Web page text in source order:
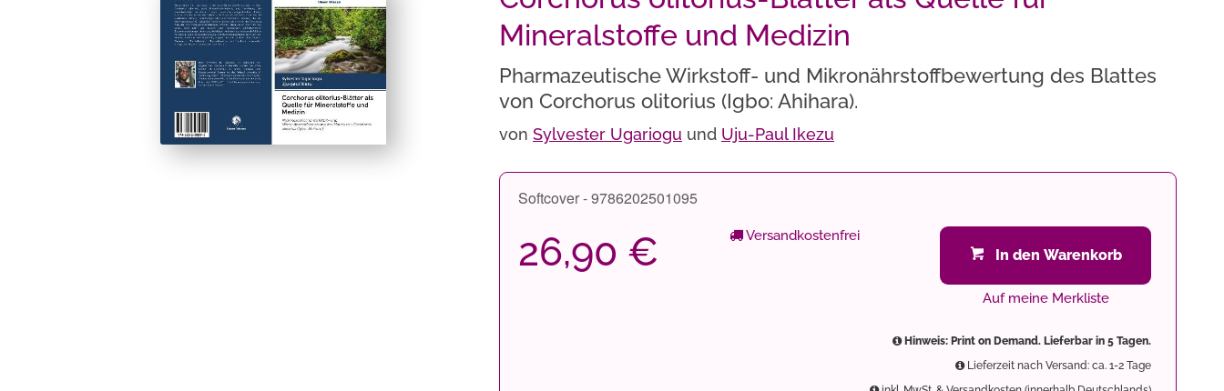
Mineralstoffe und Medizin
Pharmazeutische Wirkstoff- und Mikronährstoffbewertung des Blattes
von Corchorus olitorius (Igbo: Ahihara).
von Sylvester Ugariogu und Uju-Paul Ikezu
Softcover - 9786202501095
26,90 € Versandkostenfrei
In den Warenkorb
Auf meine Merkliste
Hinweis: Print on Demand. Lieferbar in 5 Tagen.
Lieferzeit nach Versand: ca. 1-2 Tage